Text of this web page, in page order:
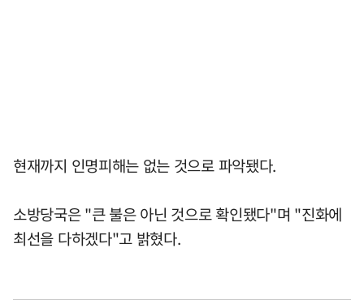
현재까지 인명피해는 없는 것으로 파악됐다.
소방당국은 "큰 불은 아닌 것으로 확인됐다"며 "진화에
최선을 다하겠다"고 밝혔다.